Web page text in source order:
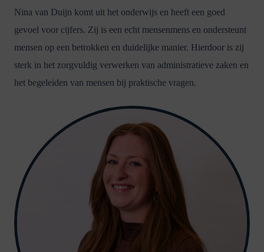
Nina van Duijn komt uit het onderwijs en heeft een goed
gevoel voor cijfers. Zij is een echt mensenmens en ondersteunt
mensen op een betrokken en duidelijke manier. Hierdoor is zij
sterk in het zorgvuldig verwerken van administratieve zaken en
het begeleiden van mensen bij praktische vragen.